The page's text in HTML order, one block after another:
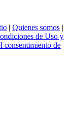
| Quienes somos |
de Uso y
consentimiento de